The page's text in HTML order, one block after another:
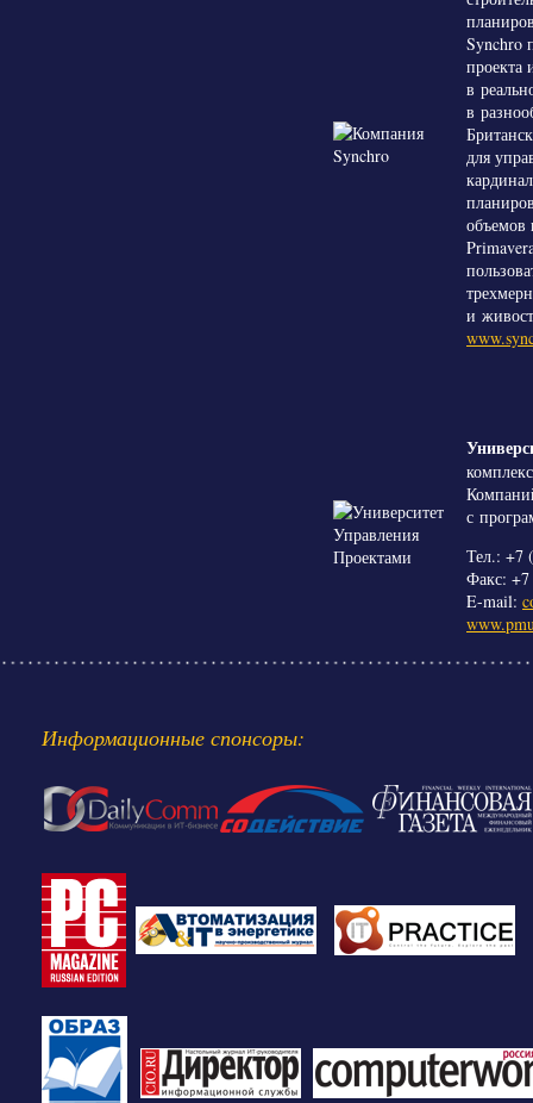
Synchro
проекта
в
в
для
объемов
и
с
Тел.: +7
Факс:
E-mail:
Информационные спонсоры: